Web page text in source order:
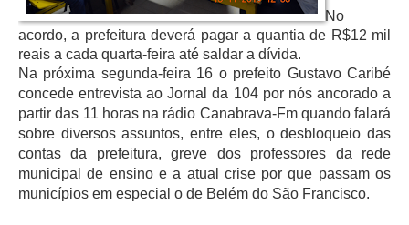
No
acordo, a prefeitura deverá pagar a quantia de R$12 mil
reais a cada quarta-feira até saldar a dívida.
Na próxima segunda-feira 16 o prefeito Gustavo Caribé
concede entrevista ao Jornal da 104 por nós ancorado a
partir das 11 horas na rádio Canabrava-Fm quando falará
sobre diversos assuntos, entre eles, o desbloqueio das
contas da prefeitura, greve dos professores da rede
municipal de ensino e a atual crise por que passam os
municípios em especial o de Belém do São Francisco.